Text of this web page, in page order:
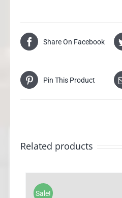
Share On Facebook
Pin This Product
Related products
Sale!